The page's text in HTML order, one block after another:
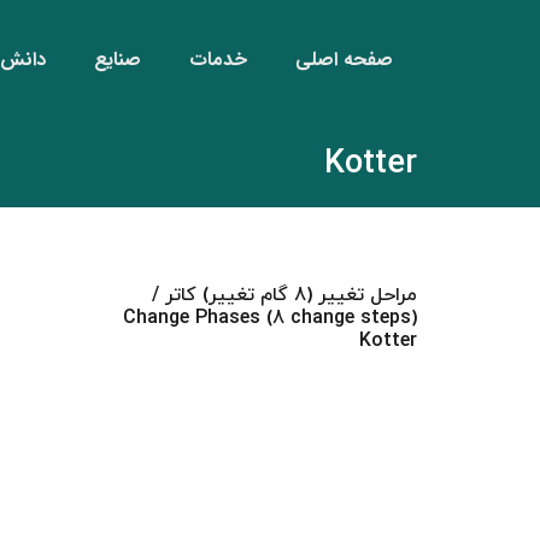
صفحه اصلی خدمات صنایع
Kotter
مراحل تغییر (8 گام تغییر) کاتر /
Change Phases (8 change steps)
Kotter